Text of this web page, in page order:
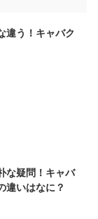
違う！キャバク
な疑問！キャバ
違いはなに？